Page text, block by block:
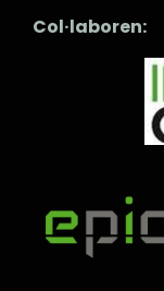
Col·laboren: